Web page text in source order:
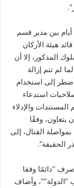
بين مدير قسم
هيئة الأركان
المذكور، إلا أن
لم تتم إزالة
الثاني، فسأضطر إلى استخدام
استدعاء
والإدلاء
يتعاون، وفقًا
القتال، إلى
الحقيقة”.
“دائمًا وفقا
وأضاف